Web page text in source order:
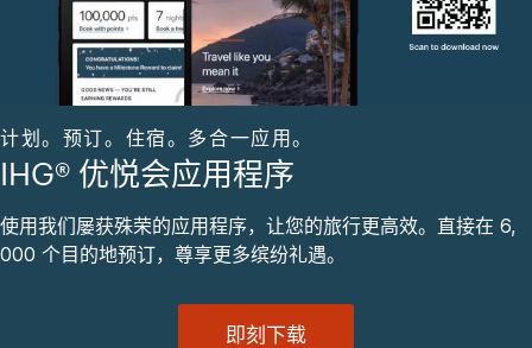
计划。预订。住宿。多合一应用。
IHG® 优悦会应用程序
使用我们屡获殊荣的应用程序，让您的旅行更高效。直接在 6,
000 个目的地预订，尊享更多缤纷礼遇。
即刻下载